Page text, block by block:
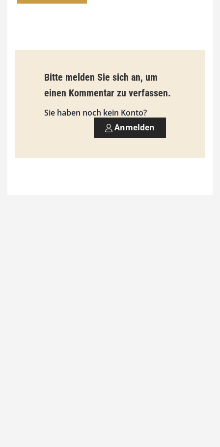
€
i
s
9
0
Bitte melden Sie sich an, um
einen Kommentar zu verfassen.
Sie haben noch kein Konto?
Anmelden